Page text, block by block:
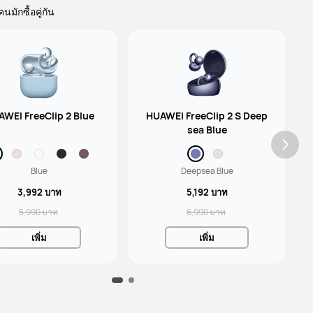
นมักซื้อคู่กัน
FreeClip 2 Blue
Blue
3,992 บาท
5,990 บาท
เพิ่ม
HUAWEI FreeClip 2 S Deep
sea Blue
Deepsea Blue
5,192 บาท
6,990 บาท
เพิ่ม